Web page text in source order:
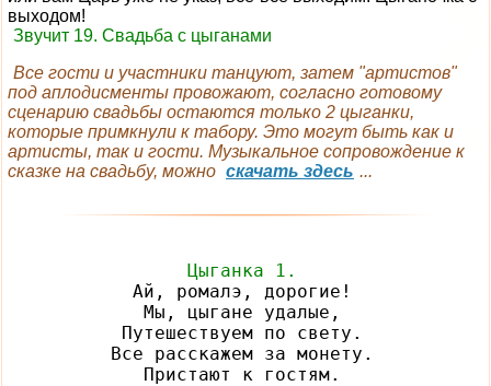
выходом!
Звучит 19. Свадьба с цыганами
Все гости и участники танцуют, затем "артистов"
под аплодисменты провожают, согласно готовому
сценарию свадьбы остаются только 2 цыганки,
которые примкнули к табору. Это могут быть как и
артисты, так и гости. Музыкальное сопровождение к
сказке на свадьбу, можно скачать здесь ...
Цыганка 1.
Ай, ромалэ, дорогие!
Мы, цыгане удалые,
Путешествуем по свету.
Все расскажем за монету.
Пристают к гостям.